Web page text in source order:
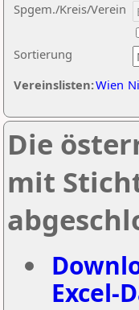
Sortierung
Spgem./Kreis/Verein
Vereinslisten:Wien
Die
mit
Excel-